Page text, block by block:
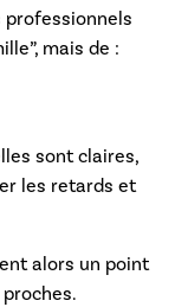
professionnels
mais de :
sont claires,
les retards et
alors un point